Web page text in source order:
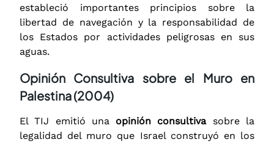
estableció importantes principios sobre la
libertad de navegación y la responsabilidad de
los Estados por actividades peligrosas en sus
aguas.
Opinión Consultiva sobre el Muro en
Palestina (2004)
El TIJ emitió una opinión consultivasobre la
legalidad del muro que Israel construyó en los